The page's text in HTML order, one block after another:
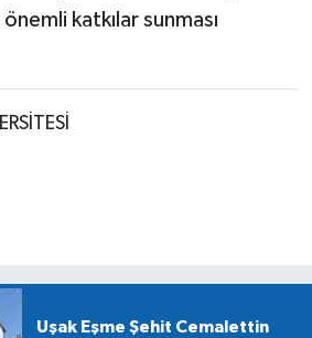
katkılar sunması
Uşak Eşme Şehit Cemalettin